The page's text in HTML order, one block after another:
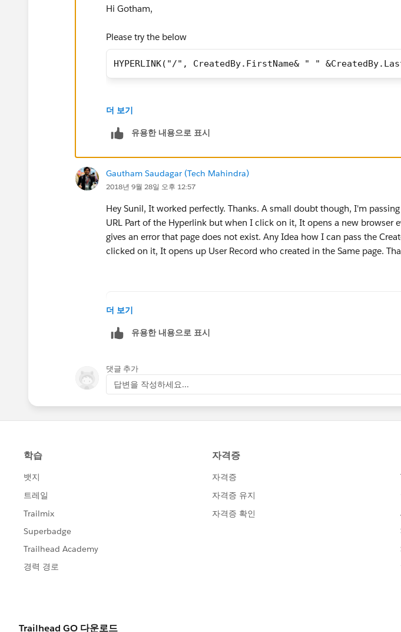
Hi Gotham,
Please try the below
HYPERLINK("/", CreatedBy.FirstName& " "
더 보기
유용한 내용으로 표시
Gautham Saudagar (Tech Mahindra)
2018년 9월 28일 오후 12:57
Hey Sunil, It worked perfectly. Thanks. A small doubt though, I'm
URL Part of the Hyperlink but when I click on it, It opens a new browser
gives an error that page does not exist. Any Idea how I can pass the
clicked on it, It opens up User Record who created in the Same page.
HYPERLINK("/CreatedById ", CreatedBy.FirstName& " "
더 보기
유용한 내용으로 표시
댓글 추가
답변을 작성하세요...